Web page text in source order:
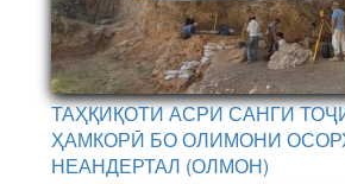
ТАҲҚИҚОТИ АСРИ САНГИ
ҲАМКОРӢ БО ОЛИМОНИ
НЕАНДЕРТАЛ (ОЛМОН)